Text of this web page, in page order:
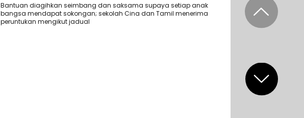
Bantuan diagihkan seimbang dan saksama supaya setiap anak
bangsa mendapat sokongan; sekolah Cina dan Tamil menerima
peruntukan mengikut jadual